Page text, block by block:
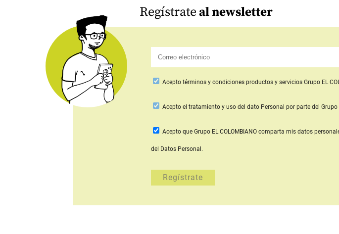
Regístrateal newsletter
Acepto términos y condiciones productos y servicios Grupo EL
Aceptoel tratamiento y uso del dato Personal por parte del Grupo
Acepto que Grupo EL COLOMBIANO comparta mis datos
del Datos Personal.